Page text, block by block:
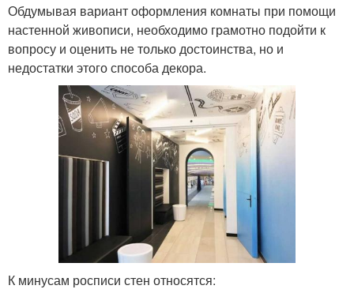
Обдумывая вариант оформления комнаты при помощи
настенной живописи, необходимо грамотно подойти к
вопросу и оценить не только достоинства, но и
недостатки этого способа декора.
К минусам росписи стен относятся: